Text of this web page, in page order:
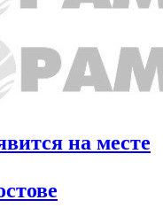
на месте